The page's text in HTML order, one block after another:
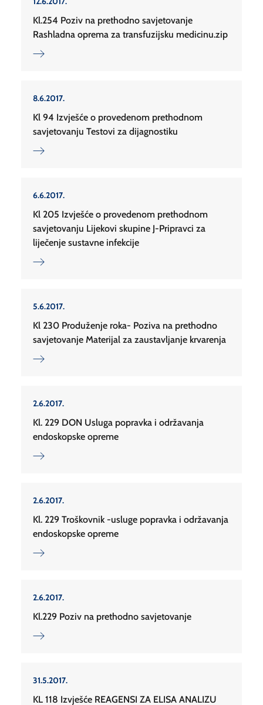
Kl.254 Poziv na prethodno savjetovanje
Rashladna oprema za transfuzijsku medicinu.zip
8.6.2017.
Kl 94 Izvješće o provedenom prethodnom
savjetovanju Testovi za dijagnostiku
6.6.2017.
Kl 205 Izvješće o provedenom prethodnom
savjetovanju Lijekovi skupine J-Pripravci za
liječenje sustavne infekcije
5.6.2017.
Kl 230 Produženje roka- Poziva na prethodno
savjetovanje Materijal za zaustavljanje krvarenja
2.6.2017.
Kl. 229 DON Usluga popravka i održavanja
endoskopske opreme
2.6.2017.
Kl. 229 Troškovnik -usluge popravka i održavanja
endoskopske opreme
2.6.2017.
Kl.229 Poziv na prethodno savjetovanje
31.5.2017.
KL 118 Izvješće REAGENSI ZA ELISA ANALIZU